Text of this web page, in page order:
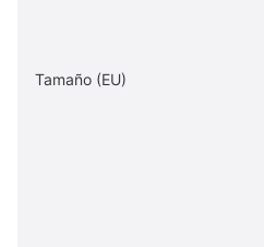
Tamaño (EU)